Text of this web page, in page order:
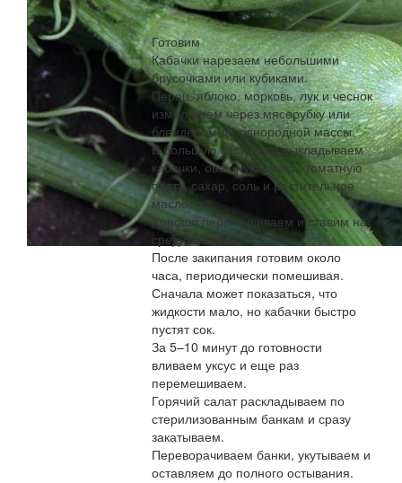
Готовим
Кабачки нарезаем небольшими
брусочками или кубиками.
Перец, яблоко, морковь, лук и чеснок
измельчаем через мясорубку или
блендером до однородной массы.
В большую кастрюлю выкладываем
кабачки, овощную смесь, томатную
пасту, сахар, соль и растительное
масло.
Хорошо перемешиваем и ставим на
средний огонь.
После закипания готовим около
часа, периодически помешивая.
Сначала может показаться, что
жидкости мало, но кабачки быстро
пустят сок.
За 5–10 минут до готовности
вливаем уксус и еще раз
перемешиваем.
Горячий салат раскладываем по
стерилизованным банкам и сразу
закатываем.
Переворачиваем банки, укутываем и
оставляем до полного остывания.